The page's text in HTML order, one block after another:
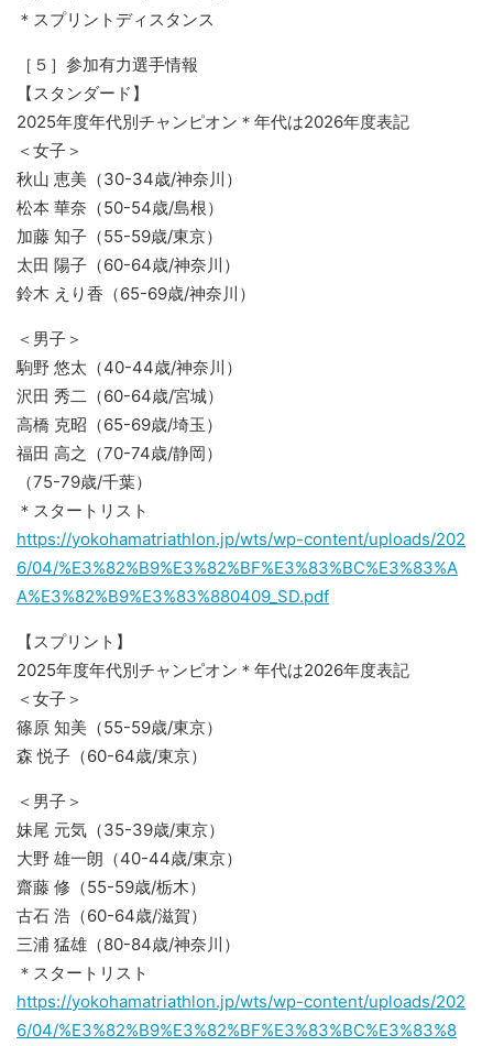
＊スプリントディスタンス
［５］参加有力選手情報
【スタンダード】
2025年度年代別チャンピオン＊年代は2026年度表記
＜女子＞
秋山 恵美（30-34歳/神奈川）
松本 華奈（50-54歳/島根）
加藤 知子（55-59歳/東京）
太田 陽子（60-64歳/神奈川）
鈴木 えり香（65-69歳/神奈川）
＜男子＞
駒野 悠太（40-44歳/神奈川）
沢田 秀二（60-64歳/宮城）
高橋 克昭（65-69歳/埼玉）
福田 高之（70-74歳/静岡）
（75-79歳/千葉）
＊スタートリスト
https://yokohamatriathlon.jp/wts/wp-content/uploads/202
6/04/%E3%82%B9%E3%82%BF%E3%83%BC%E3%83%A
A%E3%82%B9%E3%83%880409_SD.pdf
【スプリント】
2025年度年代別チャンピオン＊年代は2026年度表記
＜女子＞
篠原 知美（55-59歳/東京）
森 悦子（60-64歳/東京）
＜男子＞
妹尾 元気（35-39歳/東京）
大野 雄一朗（40-44歳/東京）
齋藤 修（55-59歳/栃木）
古石 浩（60-64歳/滋賀）
三浦 猛雄（80-84歳/神奈川）
＊スタートリスト
https://yokohamatriathlon.jp/wts/wp-content/uploads/202
6/04/%E3%82%B9%E3%82%BF%E3%83%BC%E3%83%8